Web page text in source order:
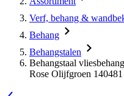
Verf, behang &
Behang
Behangstalen
Behangstaal
Rose Olijfgroen 140481